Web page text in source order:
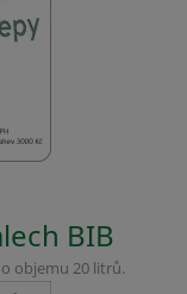
BIB
objemu 20 litrů.